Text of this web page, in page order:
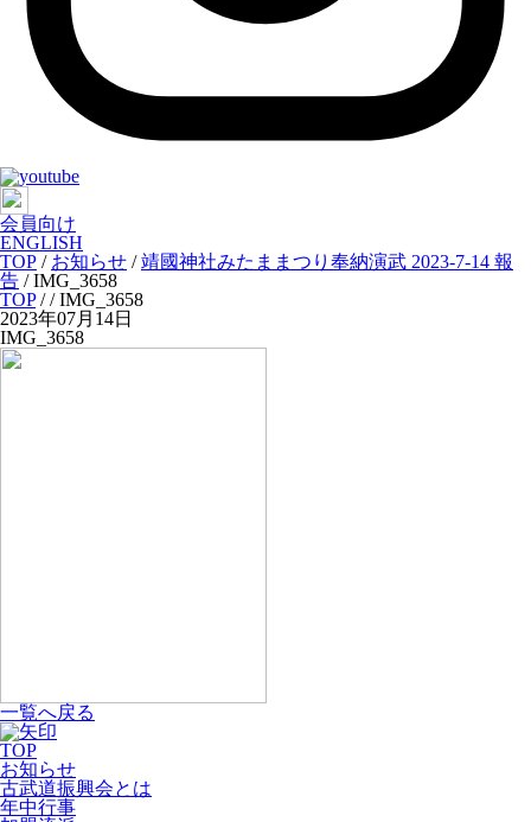
会員向け
ENGLISH
TOP / お知らせ /靖國神社みたままつり奉納演武 2023-7-14 報
告 /IMG_3658
TOP// IMG_3658
2023年07月14日
IMG_3658
一覧へ戻る
TOP
お知らせ
古武道振興会とは
年中行事